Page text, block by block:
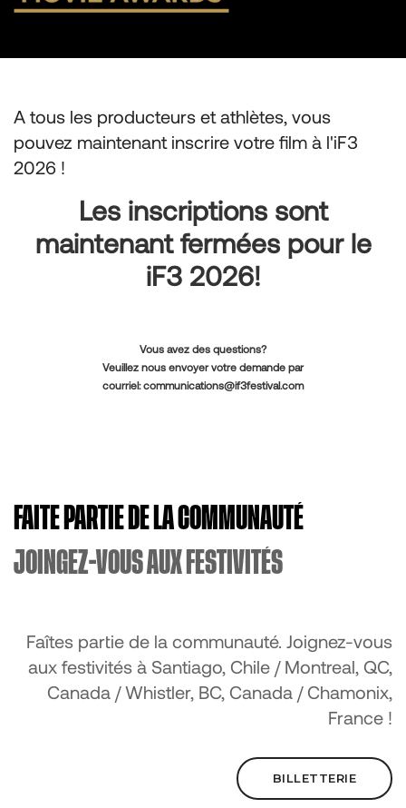
A tous les producteurs et athlètes, vous
pouvez maintenant inscrire votre film à l'iF3
2026 !
Les inscriptions sont
maintenant fermées pour le
iF3 2026!
Vous avez des questions?
Veuillez nous envoyer votre demande par
courriel:communications@if3festival.com
FAITE PARTIE DE LA COMMUNAUTÉ
JOINGEZ-VOUS AUX FESTIVITÉS
Faîtes partie de la communauté. Joignez-vous
aux festivités à Santiago, Chile / Montreal, QC,
Canada / Whistler, BC, Canada / Chamonix,
France !
BILLETTERIE